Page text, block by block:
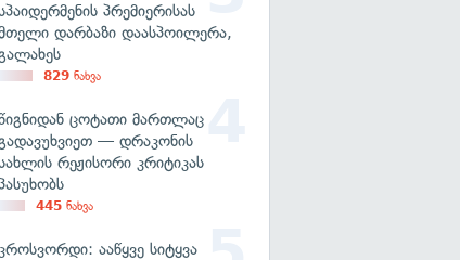
პრემიერისას
დარბაზი დაასპოილერა,
829 ნახვა
ცოტათი მართლაც
— დრაკონის
რეჟისორი კრიტიკას
445 ნახვა
ააწყვე სიტყვა